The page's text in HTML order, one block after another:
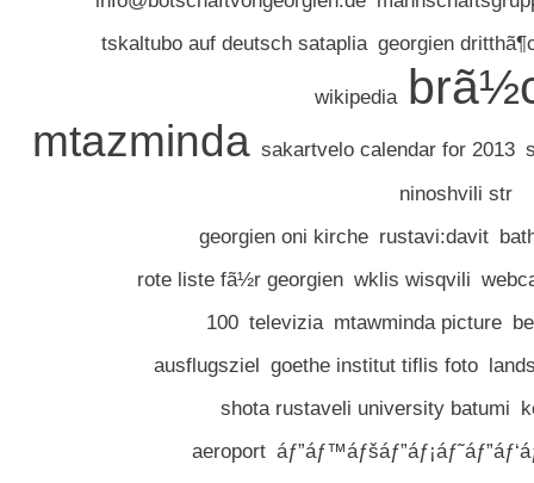
tskaltubo auf deutsch sataplia georgien
wikipedia
mtazminda sakartvelo calendar for 2013
ninoshvili str
georgien oni kirche rustavi:davit
rote liste fã½r georgien wklis wisqvili
100 televizia mtawminda picture
ausflugsziel goethe institut tiflis foto
shota rustaveli university batumi
aeroport